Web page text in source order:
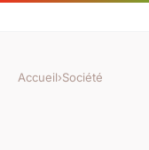
Accueil›Société